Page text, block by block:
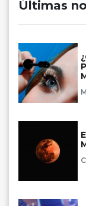
Últimas